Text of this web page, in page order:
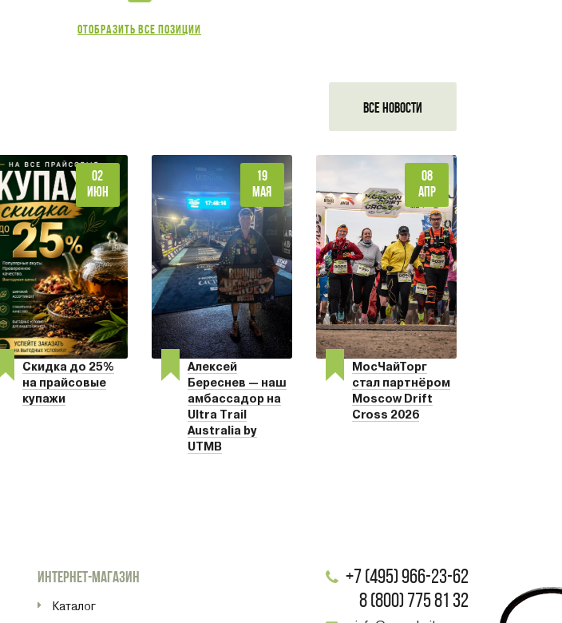
Отобразить все позиции
ВСЕ НОВОСТИ
02
ИЮН
Скидка до 25%
на прайсовые
купажи
19
МАЯ
Алексей
Береснев — наш
амбассадор на
Ultra Trail
Australia by
UTMB
08
АПР
МосЧайТорг
стал партнёром
Moscow Drift
Cross 2026
ИНТЕРНЕТ-МАГАЗИН
Каталог
+7 (495) 966-23-62
8 (800) 775 81 32